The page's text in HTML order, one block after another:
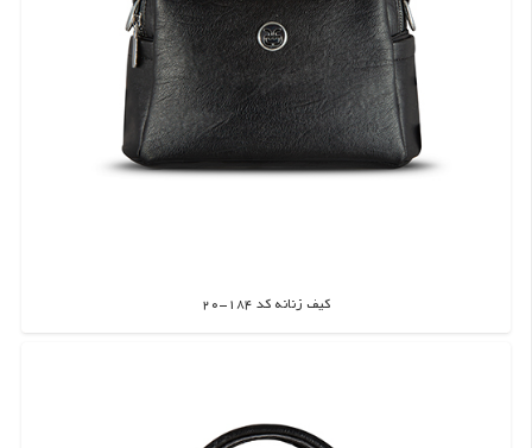
کیف زنانه کد 184-20
اطلاعات بیشتر